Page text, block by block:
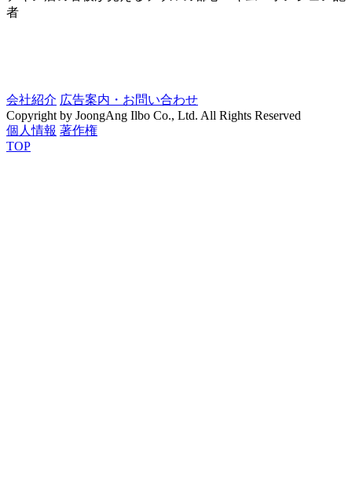
者
会社紹介 広告案内・お問い合わせ
Copyright by JoongAng Ilbo Co., Ltd. All Rights Reserved
個人情報 著作権
TOP